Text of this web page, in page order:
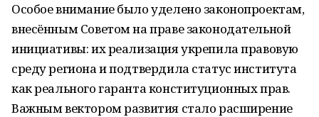
Особое внимание было уделено законопроектам,
внесённым Советом на праве законодательной
инициативы: их реализация укрепила правовую
среду региона и подтвердила статус института
как реального гаранта конституционных прав.
Важным вектором развития стало расширение